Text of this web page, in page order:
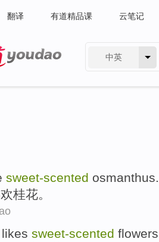
翻译 有道精品课 云笔记
中英
sweet-scented osmanthus.
桂花。
likes sweet-scented flowers